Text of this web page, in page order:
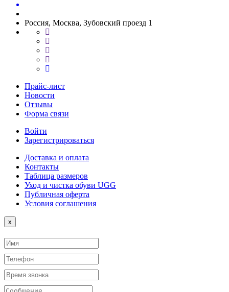
Россия, Москва, Зубовский проезд 1
Прайс-лист
Новости
Отзывы
Форма связи
Войти
Зарегистрироваться
Доставка и оплата
Контакты
Таблица размеров
Уход и чистка обуви UGG
Публичная оферта
Условия соглашения
x